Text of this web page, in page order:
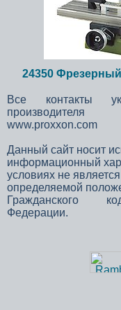
24350
Все контакты
производителя
www.proxxon.com
Данный сайт носит
информационный
условиях не
определяемой
Гражданского
Федерации.